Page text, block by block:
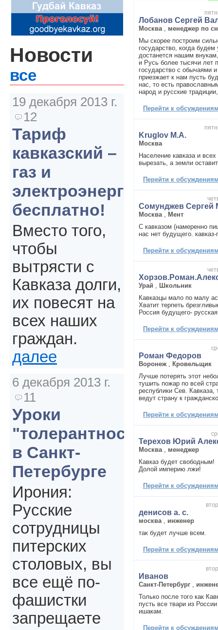
Лобанов Сергей
Москва
менеджер по
Мы скорее построим
государство, когда
достанется нашим
и Русь более тысячи лет
государство с обычаями
приезжает к нам пусть
нас, то есть
народ и русские
Перейти к
Kruglov M.A.
Москва
Население кавказа и
вырезать, а земли
Перейти к
Сомунджев Сергей
Москва
Мент
С кавказом (намеренно
нас нет будущего.
Перейти к
Урай
Школьник
Кавказцы мало по малу
Хватит терпеть
Россия будущего-
Перейти к
Роман Федоров
Воронеж
Кровельщик
Лучше потерять этот
тушить пожар по всей
республики Сев.
ведут страну к
Перейти к
Терехов Юрий
Москва
менеджер
Кавказ будет свободным!
Долой империю лжи!
Перейти к
денисов а. с.
москва
инженер
так будет лучше всем.
Перейти к
Иванов
Санкт-Петербург
Только после того как
пусть все твари из
ишакам.
Перейти к
Новости
все
19 декабря 2013 г.
12
Тариф
кавказский –
газ и
электроэнергия
бесплатно!
Вместо того,
чтобы
вытрясти с
Кавказа долги,
их повесят на
всех наших
граждан.
далее
6 декабря 2013 г.
11
Уроки
"толерантности"
в Санкт-
Петербурге
Ирония:
Русские
сотрудницы
питерских
столовых, вы
все ещё по-
фашистки
запрещаете